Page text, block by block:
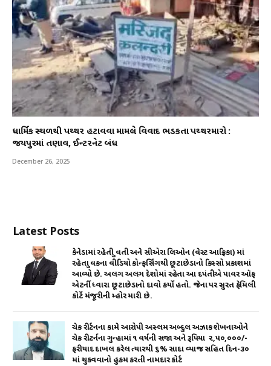
ધાર્મિક સ્થળથી પથ્થર હટાવવા મામલે વિવાદ ભડકતા પથ્થરમારો :
જયપુરમાં તણાવ, ઈન્ટરનેટ બંધ
December 26, 2025
Latest Posts
કેનેડામાં રહેતી યુવતી અને સીએરા લિઓન (વેસ્ટ આફ્રિકા) માં
રહેતા યુવકના વીડિયો કોન્ફર્સિંગથી છૂટાછેડાનો કિસ્સો પ્રકાશમાં
આવ્યો છે. અલગ અલગ દેશોમાં રહેતા આ દપંતીએ પાવર ઑફ
એટર્ની ધ્વારા છૂટાછેડાનો દાવો કર્યો હતો. જેના પર સુરત ફેમિલી
કોર્ટે મંજૂરીની મ્હોર મારી છે.
ચેક રીર્ટનના કામે આરોપી અસ્લમ અબ્દુલ અઝાક શેખનાઓને
ચેક રીટર્નના ગુન્હામાં ૧ વર્ષની સજા અને રૂપિયા ₹ ૨,૫૦,૦૦૦/-
ફરીયાદ દાખલ કરેલ ત્યારથી ૬% સાદા વ્યાજ સહિત દિન-૩૦
માં ચુકવવાનો હુકમ કરતી નામદાર કોર્ટ